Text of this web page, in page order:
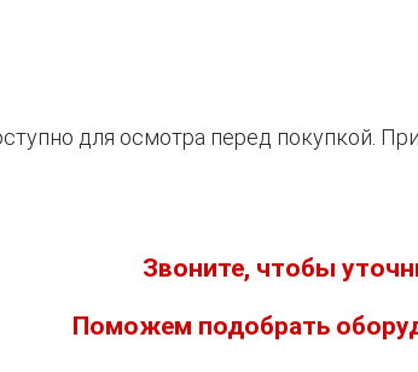
для осмотра перед покупкой.
Звоните, чтобы
Поможем подобрать